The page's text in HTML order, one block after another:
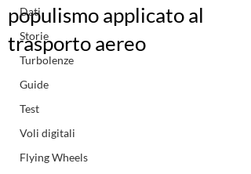
Dati
Storie
Turbolenze
Guide
Test
Voli digitali
Flying Wheels
populismo applicato al
trasporto aereo